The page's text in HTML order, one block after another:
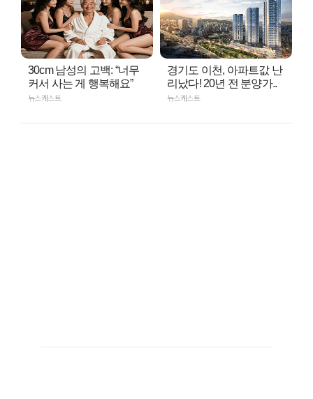
30cm 남성의 고백: “너무
커서 사는 게 행복해요”
뉴스캐스트
경기도 이천, 아파트값 난
리났다! 20년 전 분양가..
뉴스캐스트